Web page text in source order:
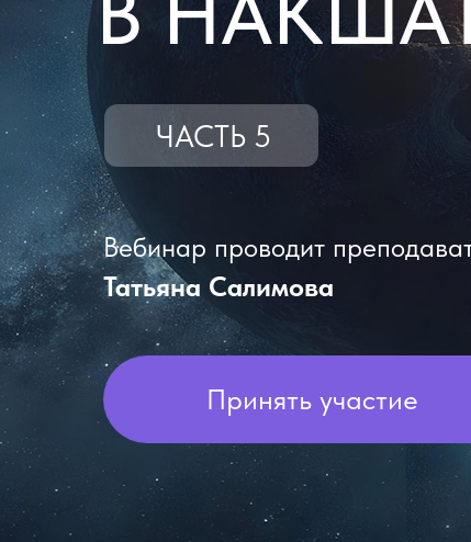
Вебинар проводит
Татьяна Салимова
Принять участие
ЧАСТЬ 5